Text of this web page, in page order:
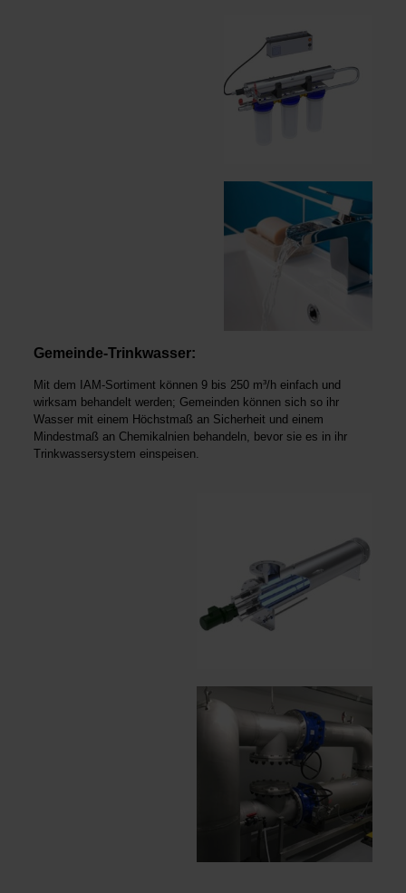
Gemeinde-Trinkwasser:
Mit dem IAM-Sortiment können 9 bis 250 m³/h einfach und
wirksam behandelt werden; Gemeinden können sich so ihr
Wasser mit einem Höchstmaß an Sicherheit und einem
Mindestmaß an Chemikalnien behandeln, bevor sie es in ihr
Trinkwassersystem einspeisen.